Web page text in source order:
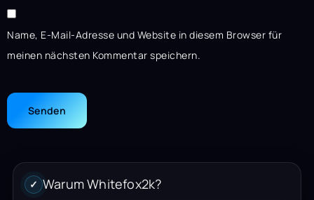
Name, E-Mail-Adresse und Website in diesem Browser für
meinen nächsten Kommentar speichern.
✓ Warum Whitefox2k?